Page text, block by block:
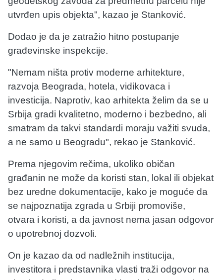
utvrđen upis objekta", kazao je Stanković.
Dodao je da je zatražio hitno postupanje
građevinske inspekcije.
"Nemam ništa protiv moderne arhitekture,
razvoja Beograda, hotela, vidikovaca i
investicija. Naprotiv, kao arhitekta želim da se u
Srbija gradi kvalitetno, moderno i bezbedno, ali
smatram da takvi standardi moraju važiti svuda,
a ne samo u Beogradu", rekao je Stanković.
Prema njegovim rečima, ukoliko običan
građanin ne može da koristi stan, lokal ili objekat
bez uredne dokumentacije, kako je moguće da
se najpoznatija zgrada u Srbiji promoviše,
otvara i koristi, a da javnost nema jasan odgovor
o upotrebnoj dozvoli.
On je kazao da od nadležnih institucija,
investitora i predstavnika vlasti traži odgovor na